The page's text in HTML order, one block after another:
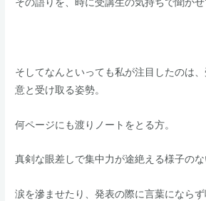
そしてなんといっても私が注目したのは
意と受け取る姿勢。
​​何ページにも渡りノートをとる方。
真剣な眼差しで集中力が途絶える様子のな
涙を滲ませたり、発表の際に言葉になら